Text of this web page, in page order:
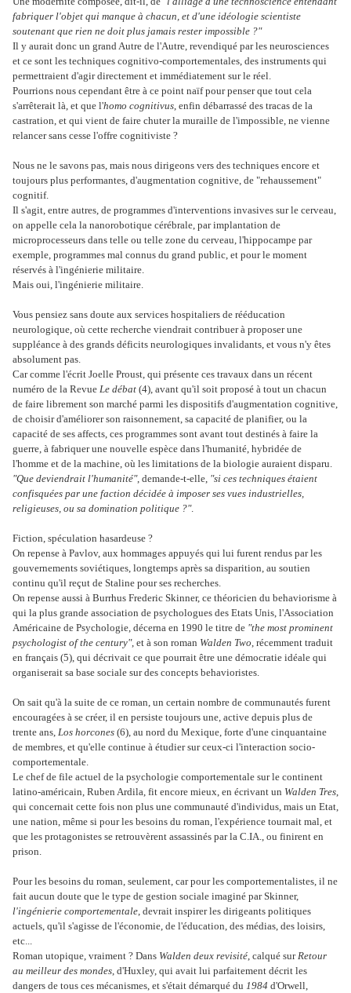
fabriquer l'objet qui manque à chacun, et d'une idéologie scientiste
soutenant que rien ne doit plus jamais rester impossible ?"
Il y aurait donc un grand Autre de l'Autre, revendiqué par les neurosciences
et ce sont les techniques cognitivo-comportementales, des instruments qui
permettraient d'agir directement et immédiatement sur le réel.
Pourrions nous cependant être à ce point naïf pour penser que tout cela
s'arrêterait là, et que l'homo cognitivus, enfin débarrassé des tracas de la
castration, et qui vient de faire chuter la muraille de l'impossible, ne vienne
relancer sans cesse l'offre cognitiviste ?
Nous ne le savons pas, mais nous dirigeons vers des techniques encore et
toujours plus performantes, d'augmentation cognitive, de "rehaussement"
cognitif.
Il s'agit, entre autres, de programmes d'interventions invasives sur le cerveau,
on appelle cela la nanorobotique cérébrale, par implantation de
microprocesseurs dans telle ou telle zone du cerveau, l'hippocampe par
exemple, programmes mal connus du grand public, et pour le moment
réservés à l'ingénierie militaire.
Mais oui, l'ingénierie militaire.
Vous pensiez sans doute aux services hospitaliers de rééducation
neurologique, où cette recherche viendrait contribuer à proposer une
suppléance à des grands déficits neurologiques invalidants, et vous n'y êtes
absolument pas.
Car comme l'écrit Joelle Proust, qui présente ces travaux dans un récent
numéro de la Revue Le débat (4), avant qu'il soit proposé à tout un chacun
de faire librement son marché parmi les dispositifs d'augmentation cognitive,
de choisir d'améliorer son raisonnement, sa capacité de planifier, ou la
capacité de ses affects, ces programmes sont avant tout destinés à faire la
guerre, à fabriquer une nouvelle espèce dans l'humanité, hybridée de
l'homme et de la machine, où les limitations de la biologie auraient disparu.
"Que deviendrait l'humanité", demande-t-elle, "si ces techniques étaient
confisquées par une faction décidée à imposer ses vues industrielles,
religieuses, ou sa domination politique ?".
Fiction, spéculation hasardeuse ?
On repense à Pavlov, aux hommages appuyés qui lui furent rendus par les
gouvernements soviétiques, longtemps après sa disparition, au soutien
continu qu'il reçut de Staline pour ses recherches.
On repense aussi à Burrhus Frederic Skinner, ce théoricien du behaviorisme à
qui la plus grande association de psychologues des Etats Unis, l'Association
Américaine de Psychologie, décerna en 1990 le titre de "the most prominent
psychologist of the century", et à son roman Walden Two, récemment traduit
en français (5), qui décrivait ce que pourrait être une démocratie idéale qui
organiserait sa base sociale sur des concepts behavioristes.
On sait qu'à la suite de ce roman, un certain nombre de communautés furent
encouragées à se créer, il en persiste toujours une, active depuis plus de
trente ans, Los horcones (6), au nord du Mexique, forte d'une cinquantaine
de membres, et qu'elle continue à étudier sur ceux-ci l'interaction socio-
comportementale.
Le chef de file actuel de la psychologie comportementale sur le continent
latino-américain, Ruben Ardila, fit encore mieux, en écrivant un Walden Tres,
qui concernait cette fois non plus une communauté d'individus, mais un Etat,
une nation, même si pour les besoins du roman, l'expérience tournait mal, et
que les protagonistes se retrouvèrent assassinés par la C.IA., ou finirent en
prison.
Pour les besoins du roman, seulement, car pour les comportementalistes, il ne
fait aucun doute que le type de gestion sociale imaginé par Skinner,
l'ingénierie comportementale, devrait inspirer les dirigeants politiques
actuels, qu'il s'agisse de l'économie, de l'éducation, des médias, des loisirs,
etc...
Roman utopique, vraiment ? Dans Walden deux revisité, calqué surRetour
au meilleur des mondes, d'Huxley, qui avait lui parfaitement décrit les
dangers de tous ces mécanismes, et s'était démarqué du 1984 d'Orwell,